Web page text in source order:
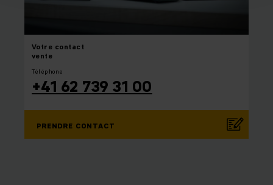
Votre contact
vente
Téléphone
+41 62 739 31 00
PRENDRE CONTACT